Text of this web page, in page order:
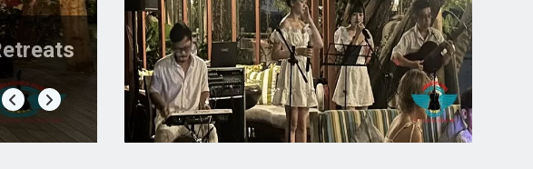
Corteva Year_End_Party 06/02/2026
Chức Hera_Communications
07/02/2026 TIỆC CHRISTMAS TẤT NIÊN- TÂN NIÊN CÁC CÔNG TY